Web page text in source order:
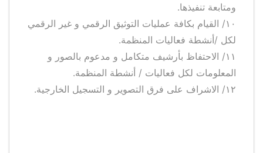
ومتابعة تنفيذها.
‎١٠/ القيام بكافة عمليات التوثيق الرقمي و غير الرقمي
لكل /أنشطة فعاليات المنظمة.
‎١١/ الاحتفاظ بأرشيف متكامل و مدعوم بالصور و
المعلومات لكل فعاليات / أنشطة المنظمة.
١٢/ الاشراف على فرق التصوير و التسجيل الخارجية.